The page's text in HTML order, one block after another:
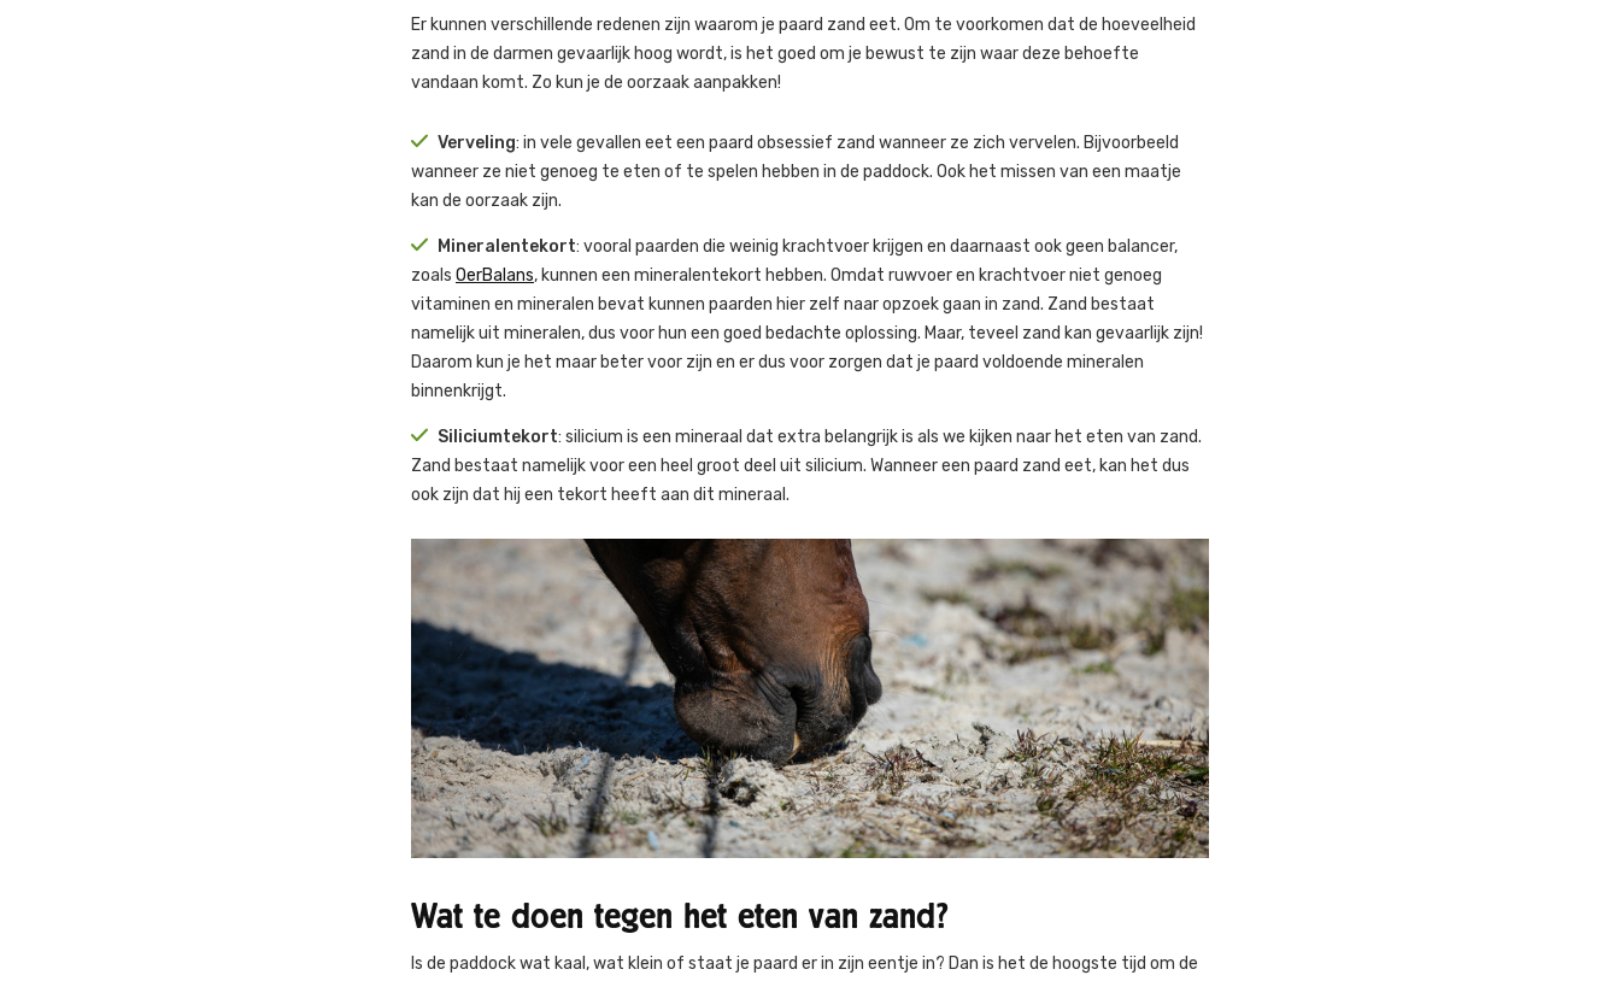
Er kunnen verschillende redenen zijn waarom je paard zand eet. Om te voorkomen dat de hoeveelheid
zand in de darmen gevaarlijk hoog wordt, is het goed om je bewust te zijn waar deze behoefte
vandaan komt. Zo kun je de oorzaak aanpakken!
Verveling: in vele gevallen eet een paard obsessief zand wanneer ze zich vervelen. Bijvoorbeeld
wanneer ze niet genoeg te eten of te spelen hebben in de paddock. Ook het missen van een maatje
kan de oorzaak zijn.
Mineralentekort: vooral paarden die weinig krachtvoer krijgen en daarnaast ook geen balancer,
zoals OerBalans, kunnen een mineralentekort hebben. Omdat ruwvoer en krachtvoer niet genoeg
vitaminen en mineralen bevat kunnen paarden hier zelf naar opzoek gaan in zand. Zand bestaat
namelijk uit mineralen, dus voor hun een goed bedachte oplossing. Maar, teveel zand kan gevaarlijk zijn!
Daarom kun je het maar beter voor zijn en er dus voor zorgen dat je paard voldoende mineralen
binnenkrijgt.
Siliciumtekort: silicium is een mineraal dat extra belangrijk is als we kijken naar het eten van zand.
Zand bestaat namelijk voor een heel groot deel uit silicium. Wanneer een paard zand eet, kan het dus
ook zijn dat hij een tekort heeft aan dit mineraal.
Wat te doen tegen het eten van zand?
Is de paddock wat kaal, wat klein of staat je paard er in zijn eentje in? Dan is het de hoogste tijd om de